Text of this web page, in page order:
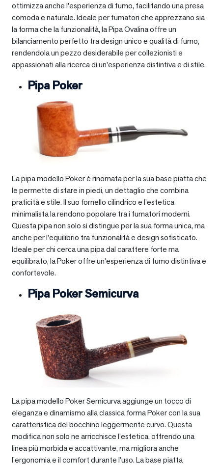
ottimizza anche l’esperienza di fumo, facilitando una presa
comoda e naturale. Ideale per fumatori che apprezzano sia
la forma che la funzionalità, la Pipa Ovalina offre un
bilanciamento perfetto tra design unico e qualità di fumo,
rendendola un pezzo desiderabile per collezionisti e
appassionati alla ricerca di un’esperienza distintiva e di stile.
Pipa Poker
La pipa modello Poker è rinomata per la sua base piatta che
le permette di stare in piedi, un dettaglio che combina
praticità e stile. Il suo fornello cilindrico e l’estetica
minimalista la rendono popolare tra i fumatori moderni.
Questa pipa non solo si distingue per la sua forma unica, ma
anche per l’equilibrio tra funzionalità e design sofisticato.
Ideale per chi cerca una pipa dal carattere forte ma
equilibrato, la Poker offre un’esperienza di fumo distintiva e
confortevole.
Pipa Poker Semicurva
La pipa modello Poker Semicurva aggiunge un tocco di
eleganza e dinamismo alla classica forma Poker con la sua
caratteristica del bocchino leggermente curvo. Questa
modifica non solo ne arricchisce l’estetica, offrendo una
linea più morbida e accattivante, ma migliora anche
l’ergonomia e il comfort durante l’uso. La base piatta